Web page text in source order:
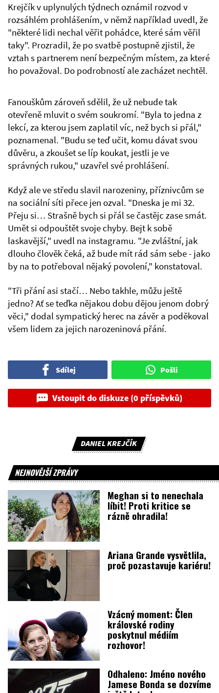
Krejčík v uplynulých týdnech oznámil rozvod v
rozsáhlém prohlášením, v němž například uvedl, že
"některé lidi nechal věřit pohádce, které sám věřil
taky". Prozradil, že po svatbě postupně zjistil, že
vztah s partnerem není bezpečným místem, za které
ho považoval. Do podrobností ale zacházet nechtěl.
Fanouškům zároveň sdělil, že už nebude tak
otevřeně mluvit o svém soukromí. "Byla to jedna z
lekcí, za kterou jsem zaplatil víc, než bych si přál,"
poznamenal. "Budu se teď učit, komu dávat svou
důvěru, a zkoušet se líp koukat, jestli je ve
správných rukou," uzavřel své prohlášení.
Když ale ve středu slavil narozeniny, příznivcům se
na sociální síti přece jen ozval. "Dneska je mi 32.
Přeju si… Strašně bych si přál se častějc zase smát.
Umět si odpouštět svoje chyby. Bejt k sobě
laskavější," uvedl na instagramu. "Je zvláštní, jak
dlouho člověk čeká, až bude mít rád sám sebe - jako
by na to potřeboval nějaký povolení," konstatoval.
"Tři přání asi stačí… Nebo takhle, můžu ještě
jedno? Ať se teďka nějakou dobu dějou jenom dobrý
věci," dodal sympatický herec na závěr a poděkoval
všem lidem za jejich narozeninová přání.
Sdílej Pošli
Vstoupit do diskuze (0 příspěvků)
DANIEL KREJČÍK
NEJNOVĚJŠÍ ZPRÁVY
Meghan si to nenechala
líbit! Proti kritice se
rázně ohradila!
Ariana Grande vysvětlila,
proč pozastavuje kariéru!
Vzácný moment: Člen
královské rodiny
poskytnul médiím
rozhovor!
Odhaleno: Jméno nového
Jamese Bonda se dozvíme